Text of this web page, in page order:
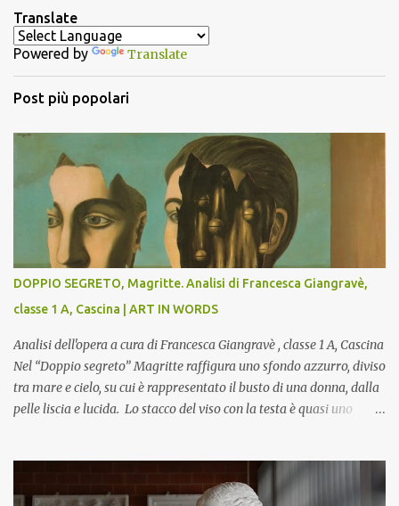
t
i
Translate
Powered by Translate
Post più popolari
DOPPIO SEGRETO, Magritte. Analisi di Francesca Giangravè,
classe 1 A, Cascina | ART IN WORDS
Analisi dell'opera a cura di Francesca Giangravè , classe 1 A, Cascina
Nel “Doppio segreto” Magritte raffigura uno sfondo azzurro, diviso
tra mare e cielo, su cui è rappresentato il busto di una donna, dalla
pelle liscia e lucida. Lo stacco del viso con la testa è quasi uno
un motivo che Magritte propone frequentemente nelle sue opere,
che in questo caso assumono un aspetto minaccioso, come se si